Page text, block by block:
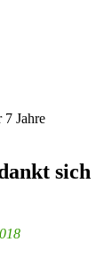
Jahre
sich